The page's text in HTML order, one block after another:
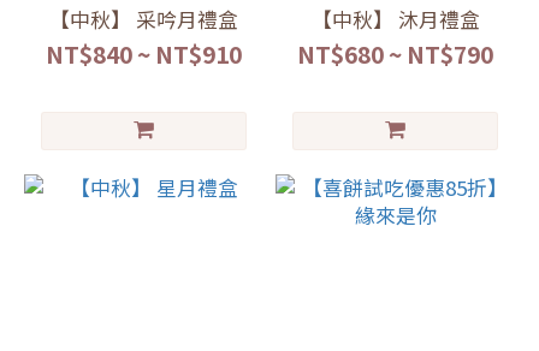
【中秋】 采吟月禮盒
NT$840 ~ NT$910
【中秋】 沐月禮盒
NT$680 ~ NT$790